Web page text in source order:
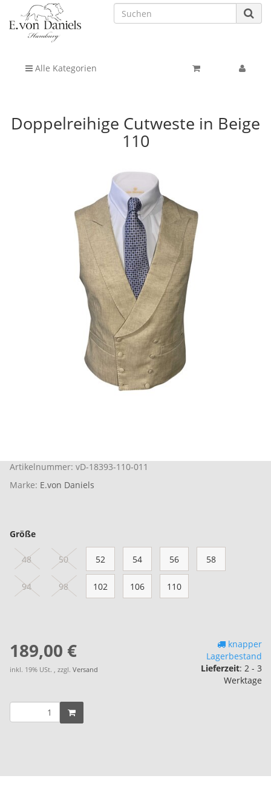
Alle Kategorien
Doppelreihige Cutweste in Beige
110
Artikelnummer: vD-18393-110-011
Marke: E.von Daniels
Größe
48 50 52 54 56 58
94 98 102 106 110
189,00 €
inkl. 19% USt. , zzgl. Versand
knapper
Lagerbestand
Lieferzeit: 2 - 3
Werktage